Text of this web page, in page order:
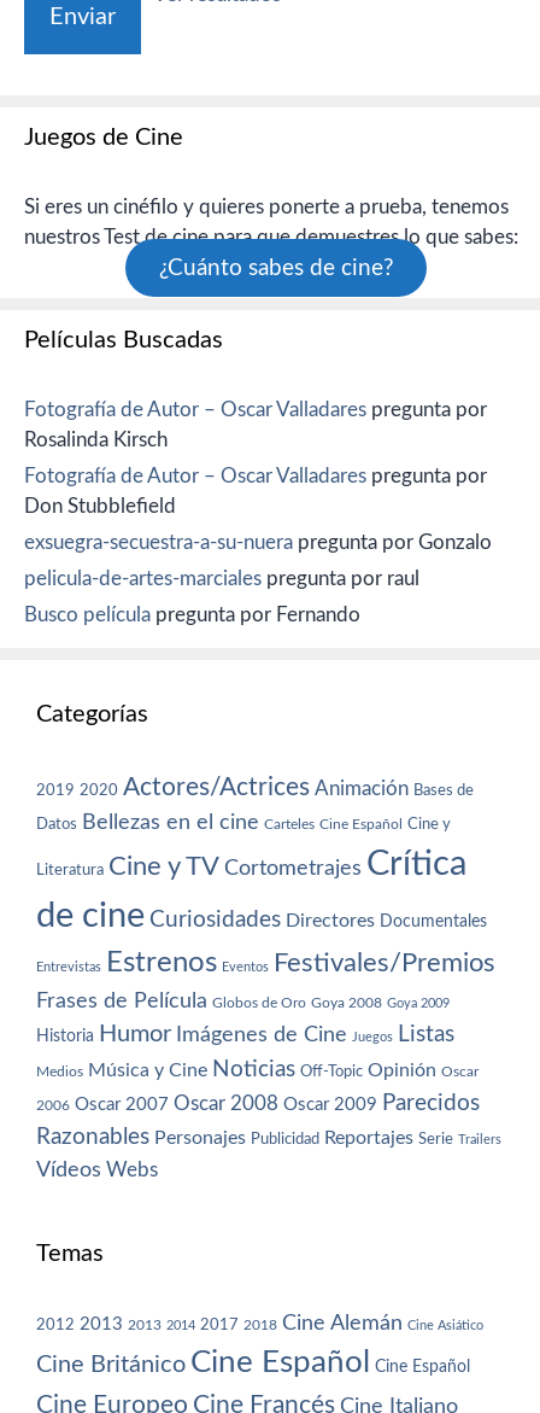
Juegos de Cine
Si eres un cinéfilo y quieres ponerte a prueba, tenemos
nuestros Test de cine para que demuestres lo que sabes:
¿Cuánto sabes de cine?
Películas Buscadas
Fotografía de Autor – Oscar Valladares pregunta por
Rosalinda Kirsch
Fotografía de Autor – Oscar Valladares pregunta por
Don Stubblefield
exsuegra-secuestra-a-su-nuera pregunta por Gonzalo
pelicula-de-artes-marciales pregunta por raul
Busco película pregunta por Fernando
Categorías
2019 2020 Actores/Actrices Animación Bases de
Datos Bellezas en el cine Carteles Cine Español Cine y
Literatura Cine y TV Cortometrajes Crítica
de cine Curiosidades Directores Documentales
Entrevistas Estrenos Eventos Festivales/Premios
Frases de Película Globos de Oro Goya 2008 Goya 2009
Historia Humor Imágenes de Cine Juegos Listas
Medios Música y Cine Noticias Off-Topic Opinión Oscar
2006 Oscar 2007 Oscar 2008 Oscar 2009 Parecidos
Razonables Personajes Publicidad Reportajes Serie Trailers
Vídeos Webs
Temas
2012 2013 2013 2014 2017 2018 Cine Alemán Cine Asiático
Cine Británico Cine Español Cine Español
Cine Europeo Cine Francés Cine Italiano